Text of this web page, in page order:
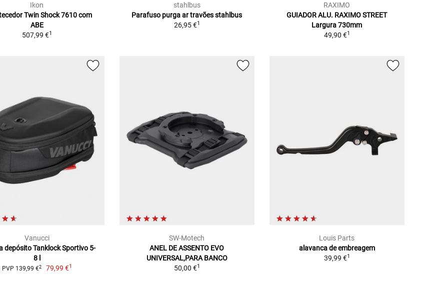
Ikon
Twin Shock 7610 com
ABE
507,99 €1
stahlbus
Parafuso purga ar travões stahlbus
26,95 €1
RAXIMO
GUIADOR ALU. RAXIMO STREET
Largura 730mm
49,90 €1
Vanucci
depósito Tanklock Sportivo 5-
8 l
PVP 139,99 €2 79,99 €1
SW-Motech
ANEL DE ASSENTO EVO
UNIVERSAL,PARA BANCO
50,00 €1
Louis Parts
alavanca de embreagem
39,99 €1